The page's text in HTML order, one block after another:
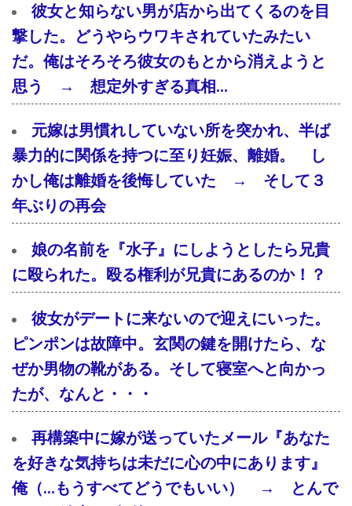
彼女と知らない男が店から出てくるのを目
撃した。どうやらウワキされていたみたい
だ。俺はそろそろ彼女のもとから消えようと
思う → 想定外すぎる真相…
元嫁は男慣れしていない所を突かれ、半ば
暴力的に関係を持つに至り妊娠、離婚。 し
かし俺は離婚を後悔していた → そして３
年ぶりの再会
娘の名前を『水子』にしようとしたら兄貴
に殴られた。殴る権利が兄貴にあるのか！？
彼女がデートに来ないので迎えにいった。
ピンポンは故障中。玄関の鍵を開けたら、な
ぜか男物の靴がある。そして寝室へと向かっ
たが、なんと・・・
再構築中に嫁が送っていたメール『あなた
を好きな気持ちは未だに心の中にあります』
俺（…もうすべてどうでもいい） → とんで